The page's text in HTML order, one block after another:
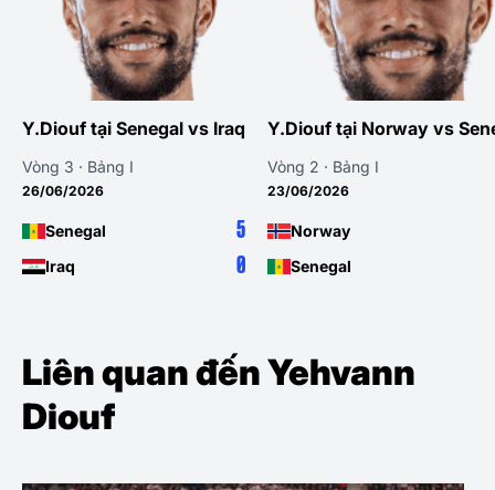
Y.Diouf tại Senegal vs Iraq
Vòng 3 · Bảng I
26/06/2026
Senegal 5
Iraq 0
Y.Diouf tại Norway vs
Vòng 2 · Bảng I
23/06/2026
Norway
Senegal
Liên quan đến Yehvann
Diouf